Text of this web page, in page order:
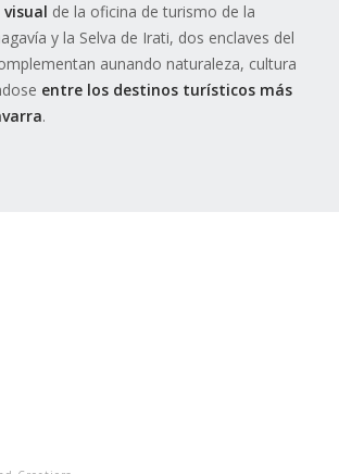
de la oficina de turismo de la
y la Selva de Irati, dos enclaves del
aunando naturaleza, cultura
entre los destinos turísticos más
.